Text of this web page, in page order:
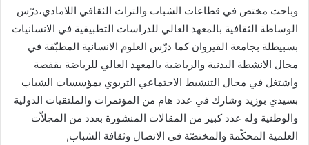
وباحث مختص في قطاعات الشباب والتراث الثقافي اللامادي،درّس
الوساطة الثقافية بالمعهد العالي للدراسات التطبيقية في الانسانيات
بسبيطلة بجامعة القيروان كما درّس العلوم الانسانية المطبّقة في
مجال الانشطة البدنية والرياضية بالمعهد العالي للرياضة بقفصة
واشتغل في مجال التنشيط الاجتماعي التربوي بمؤسسات الشباب
بسيدي بوزيد وشارك في عدد هام من المؤتمرات والملتقيات الدولية
والوطنية وله عدد كبير من المقالات المنشورة بعدد من المجلاّت
العلمية المحكّمة والمختصّة في الاتصال وثقافة الشباب,